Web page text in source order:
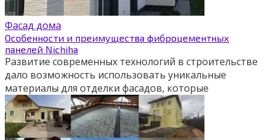
Фасад дома
Особенности и преимущества фиброцементных
панелей Nichiha
Развитие современных технологий в строительстве
дало возможность использовать уникальные
материалы для отделки фасадов, которые